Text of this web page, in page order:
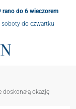
rano do 6 wieczorem
soboty do czwartku
okazję